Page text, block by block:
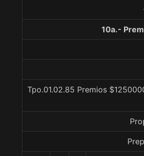
10a.-
Tpo.01.02.85 Premios